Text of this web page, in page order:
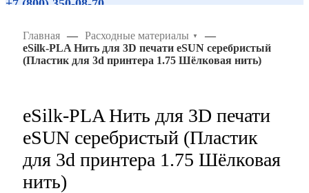
+7 (800)350-08-70
Главная — Расходные материалы ▼
—
eSilk-PLA Нить для 3D печати eSUN серебристый
(Пластик для 3d принтера 1.75 Шёлковая нить)
eSilk-PLA Нить для 3D печати
eSUN серебристый (Пластик
для 3d принтера 1.75 Шёлковая
нить)